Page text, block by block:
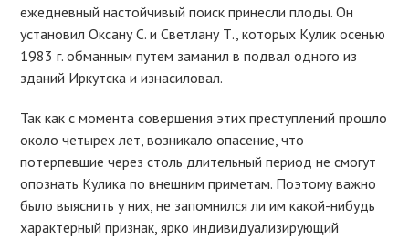
ежедневный настойчивый поиск принесли плоды. Он
установил Оксану С. и Светлану Т., которых Кулик осенью
1983 г. обманным путем заманил в подвал одного из
зданий Иркутска и изнасиловал.
Так как с момента совершения этих преступлений прошло
около четырех лет, возникало опасение, что
потерпевшие через столь длительный период не смогут
опознать Кулика по внешним приметам. Поэтому важно
было выяснить у них, не запомнился ли им какой-нибудь
характерный признак, ярко индивидуализирующий